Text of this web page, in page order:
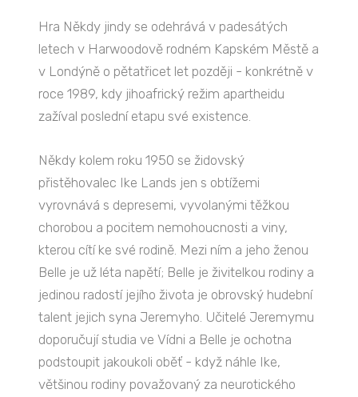
Hra Někdy jindy se odehrává v padesátých
letech v Harwoodově rodném Kapském Městě a
v Londýně o pětatřicet let později - konkrétně v
roce 1989, kdy jihoafrický režim apartheidu
zažíval poslední etapu své existence.
Někdy kolem roku 1950 se židovský
přistěhovalec Ike Lands jen s obtížemi
vyrovnává s depresemi, vyvolanými těžkou
chorobou a pocitem nemohoucnosti a viny,
kterou cítí ke své rodině. Mezi ním a jeho ženou
Belle je už léta napětí; Belle je živitelkou rodiny a
jedinou radostí jejího života je obrovský hudební
talent jejich syna Jeremyho. Učitelé Jeremymu
doporučují studia ve Vídni a Belle je ochotna
podstoupit jakoukoli oběť - když náhle Ike,
většinou rodiny považovaný za neurotického